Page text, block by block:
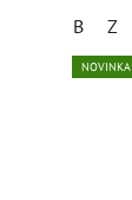
B Z
NOVINKA